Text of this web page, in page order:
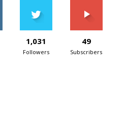
1,031
Followers
49
Subscribers